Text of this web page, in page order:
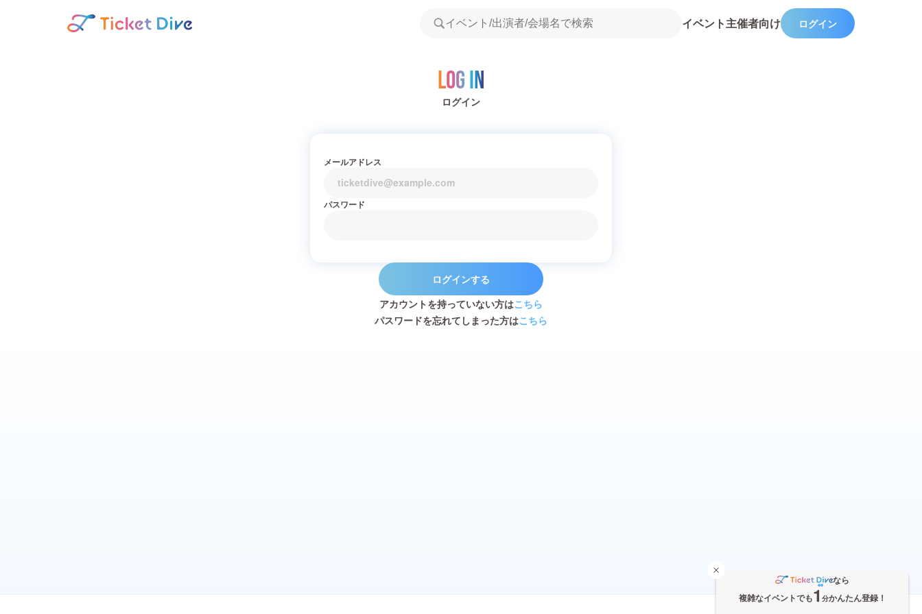
イベント主催者向け ログイン
Log in
ログイン
メールアドレス
パスワード
ログインする
アカウントを持っていない方はこちら
パスワードを忘れてしまった方はこちら
なら
複雑なイベントでも1 分かんたん登録！